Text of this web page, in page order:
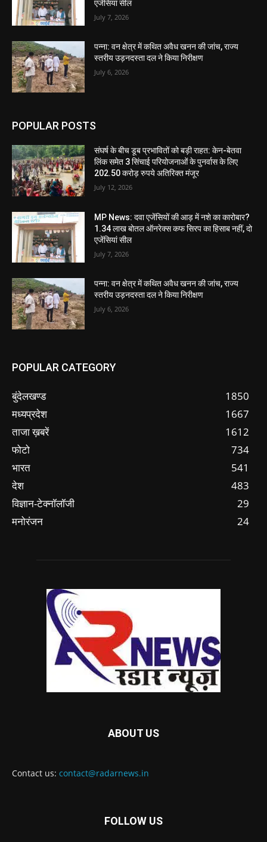
एजेंसियां सील
July 7, 2026
पन्ना: वन क्षेत्र में कथित अवैध खनन की जांच, राज्य
स्तरीय उड़नदस्ता दल ने किया निरीक्षण
July 6, 2026
POPULAR POSTS
संघर्ष के बीच डूब प्रभावितों को बड़ी राहत: केन-बेतवा
लिंक समेत 3 सिंचाई परियोजनाओं के पुनर्वास के लिए
202.50 करोड़ रुपये अतिरिक्त मंजूर
July 12, 2026
MP News: दवा एजेंसियों की आड़ में नशे का कारोबार?
1.34 लाख बोतल ऑनरेक्स कफ सिरप का हिसाब नहीं, दो
एजेंसियां सील
July 7, 2026
पन्ना: वन क्षेत्र में कथित अवैध खनन की जांच, राज्य
स्तरीय उड़नदस्ता दल ने किया निरीक्षण
July 6, 2026
POPULAR CATEGORY
बुंदेलखण्ड
1850
मध्यप्रदेश
1667
ताजा ख़बरें
1612
फोटो
734
भारत
541
देश
483
विज्ञान-टेक्नॉलॉजी
29
मनोरंजन
24
ABOUT US
Contact us: contact@radarnews.in
FOLLOW US